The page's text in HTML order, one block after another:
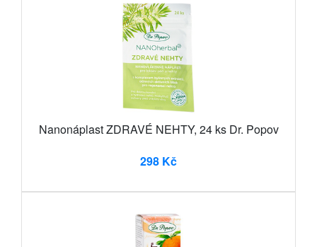
Nanonáplast ZDRAVÉ NEHTY, 24 ks Dr. Popov
298 Kč